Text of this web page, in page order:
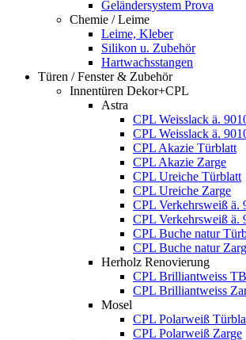
Geländersystem Prova
Chemie / Leime
Leime, Kleber
Silikon u. Zubehör
Hartwachsstangen
Türen / Fenster & Zubehör
Innentüren Dekor+CPL
Astra
CPL Weisslack ä.
CPL Weisslack ä.
CPL Akazie Türblatt
CPL Akazie Zarge
CPL Ureiche Türblatt
CPL Ureiche Zarge
CPL Verkehrsweiß ä.
CPL Verkehrsweiß ä.
CPL Buche natur
CPL Buche natur
Herholz Renovierung
CPL Brilliantweiss TB
CPL Brilliantweiss
Mosel
CPL Polarweiß
CPL Polarweiß Zarge